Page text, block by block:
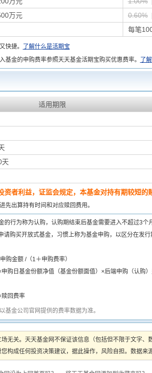
万元
0.60%|
每笔
快捷。
了解什么是活期宝
基金的申购费率参照天天基金活期宝购买优惠费率。
了
适用期限
天
资者利益，证监会规定，本基金对持有期较短的
先出算持有时间和对应赎回费用。
的行为称为认购，认购期结束后基金需要进入不超过3个
请购买开放式基金，习惯上称为基金申购，以区分在发行
购金额 /（1＋申购费率）
购日基金份额净值（基金份额面值）×后端申购（认购
回费率
基金公司官网提供的费率数据为准。
无关。天天基金网不保证该信息（包括但不限于文字
构成任何投资决策建议，据此操作，风险自担。数据来